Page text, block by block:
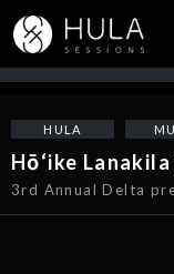
HULA
Hō‘ike
3rd Annual Delta